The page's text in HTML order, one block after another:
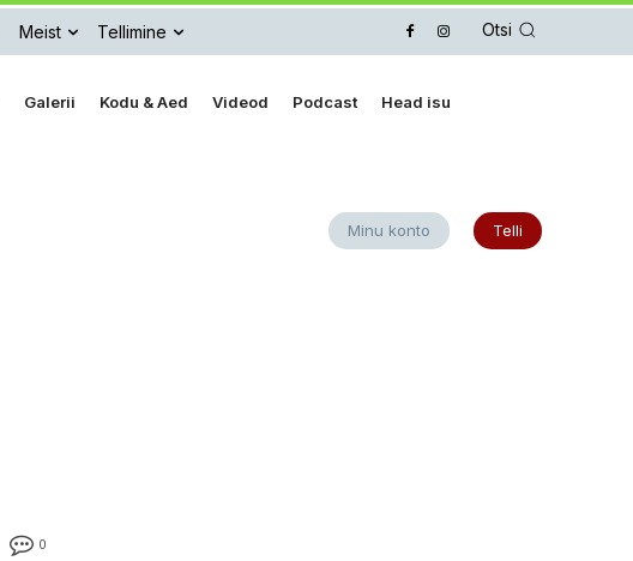
Meist Tellimine Otsi
Galerii Kodu & Aed Videod Podcast Head isu
Minu konto Telli
0